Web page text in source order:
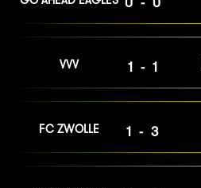
VVV 1-1
FC ZWOLLE 1-3